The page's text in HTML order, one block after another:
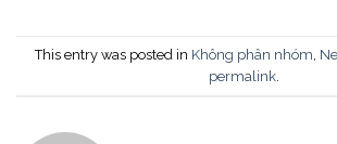
This entry was posted in Không phân nhóm
permalink.